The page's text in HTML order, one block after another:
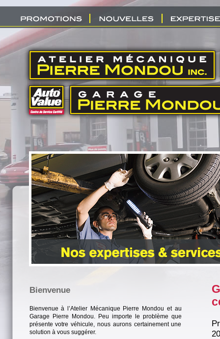
Bienvenue
Bienvenue à l’Atelier Mécanique Pierre Mondou et au
Garage Pierre Mondou. Peu importe le problème que
présente votre véhicule, nous aurons certainement une
solution à vous suggérer.